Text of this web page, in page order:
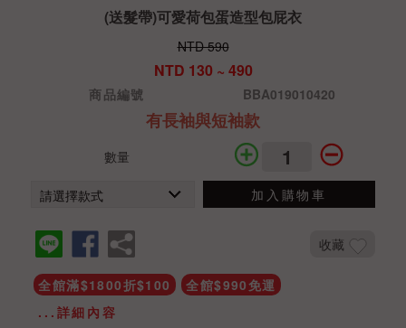
(送髮帶)可愛荷包蛋造型包屁衣
NTD 590
NTD 130 ~ 490
商品編號
BBA019010420
有長袖與短袖款
數量
加入購物車
收藏
全館滿$1800折$100
全館$990免運
...詳細內容